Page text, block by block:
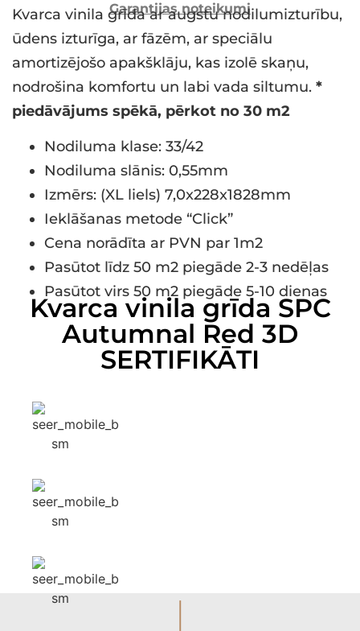
Garantijas noteikumi
Kvarca vinila grīda ar augstu nodilumizturību,
ūdens izturīga, ar fāzēm, ar speciālu
amortizējošo apakšklāju, kas izolē skaņu,
nodrošina komfortu un labi vada siltumu. *
piedāvājums spēkā, pērkot no 30 m2
Nodiluma klase: 33/42
Nodiluma slānis: 0,55mm
Izmērs: (XL liels) 7,0x228x1828mm
Ieklāšanas metode “Click”
Cena norādīta ar PVN par 1m2
Pasūtot līdz 50 m2 piegāde 2-3 nedēļas
Pasūtot virs 50 m2 piegāde 5-10 dienas
Kvarca vinila grīda SPC
Autumnal Red 3D
SERTIFIKĀTI
I